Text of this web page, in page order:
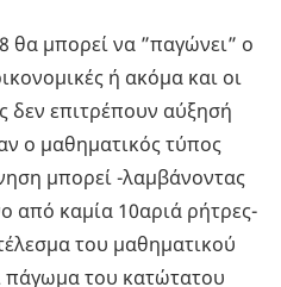
θα μπορεί να ”παγώνει” ο
ή ακόμα και οι
δεν επιτρέπουν αύξησή
ο μαθηματικός τύπος
μπορεί -λαμβάνοντας
από καμία 10αριά ρήτρες-
του μαθηματικού
πάγωμα του κατώτατου